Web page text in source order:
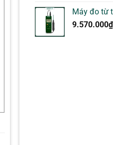
đánh giá
Máy đo từ
9.570.000₫